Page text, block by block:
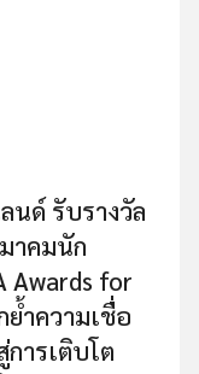
ด์ รับรางวัล
าคมนัก
Awards for
ำความเชื่อ
ารเติบโต